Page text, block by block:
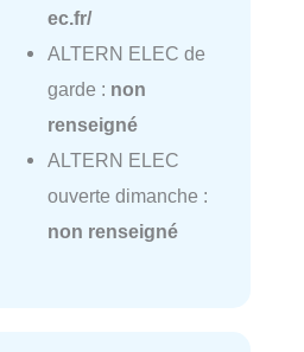
ec.fr/
ALTERN ELEC de
garde : non
renseigné
ALTERN ELEC
ouverte dimanche :
non renseigné